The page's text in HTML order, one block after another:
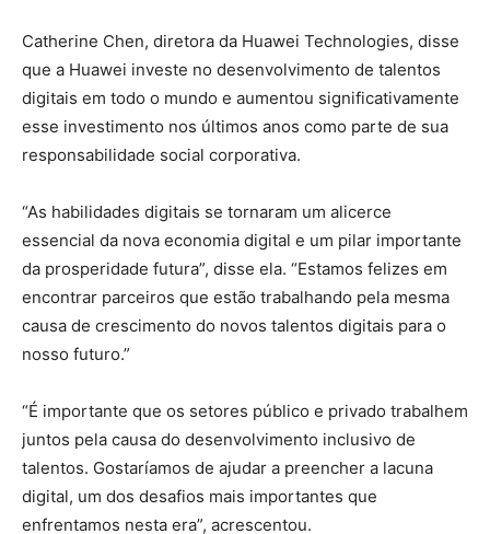
Catherine Chen, diretora da Huawei Technologies, disse
que a Huawei investe no desenvolvimento de talentos
digitais em todo o mundo e aumentou significativamente
esse investimento nos últimos anos como parte de sua
responsabilidade social corporativa.
“As habilidades digitais se tornaram um alicerce
essencial da nova economia digital e um pilar importante
da prosperidade futura”, disse ela. “Estamos felizes em
encontrar parceiros que estão trabalhando pela mesma
causa de crescimento do novos talentos digitais para o
nosso futuro.”
“É importante que os setores público e privado trabalhem
juntos pela causa do desenvolvimento inclusivo de
talentos. Gostaríamos de ajudar a preencher a lacuna
digital, um dos desafios mais importantes que
enfrentamos nesta era”, acrescentou.